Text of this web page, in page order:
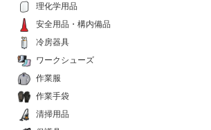
理化学用品
安全用品・構内備品
冷房器具
ワークシューズ
作業服
作業手袋
清掃用品